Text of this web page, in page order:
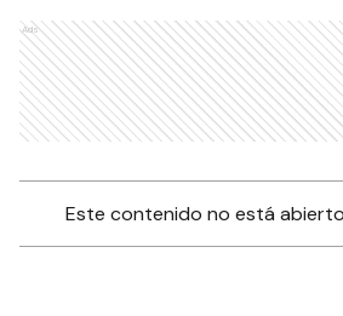
Ads
Este contenido no está